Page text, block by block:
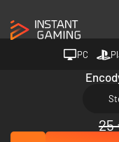
PC
25